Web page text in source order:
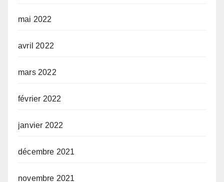
mai 2022
avril 2022
mars 2022
février 2022
janvier 2022
décembre 2021
novembre 2021